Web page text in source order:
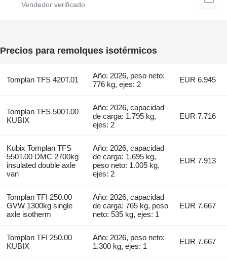
Precios para remolques isotérmicos
Tomplan TFS 420T.01
Año: 2026, peso neto:
776 kg, ejes: 2
EUR 6.945
Tomplan TFS 500T.00
KUBIX
Año: 2026, capacidad
de carga: 1.795 kg,
ejes: 2
EUR 7.716
Kubix Tomplan TFS
550T.00 DMC 2700kg
insulated double axle
van
Año: 2026, capacidad
de carga: 1.695 kg,
peso neto: 1.005 kg,
ejes: 2
EUR 7.913
Tomplan TFI 250.00
GVW 1300kg single
axle isotherm
Año: 2026, capacidad
de carga: 765 kg, peso
neto: 535 kg, ejes: 1
EUR 7.667
Tomplan TFI 250.00
KUBIX
Año: 2026, peso neto:
1.300 kg, ejes: 1
EUR 7.667